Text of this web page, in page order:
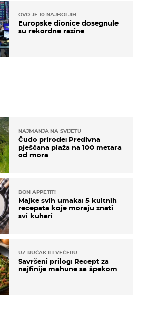
NAJMANJA NA SVIJETU
Čudo prirode: Predivna
pješčana plaža na 100 metara
od mora
BON APPETIT!
Majke svih umaka: 5 kultnih
recepata koje moraju znati
svi kuhari
UZ RUČAK ILI VEČERU
Savršeni prilog: Recept za
najfinije mahune sa špekom
OVO JE 10 NAJBOLJIH
Europske dionice dosegnule
su rekordne razine